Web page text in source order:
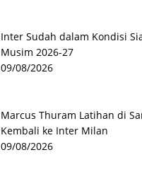
Inter Sudah dalam Kondisi
Musim 2026-27
09/08/2026
Marcus Thuram Latihan di
Kembali ke Inter Milan
09/08/2026